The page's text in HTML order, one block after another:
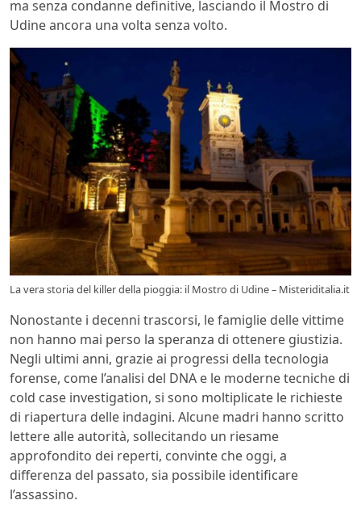
ma senza condanne definitive, lasciando il Mostro di
Udine ancora una volta senza volto.
La vera storia del killer della pioggia: il Mostro di Udine – Misteriditalia.it
Nonostante i decenni trascorsi, le famiglie delle vittime
non hanno mai perso la speranza di ottenere giustizia.
Negli ultimi anni, grazie ai progressi della tecnologia
forense, come l’analisi del DNA e le moderne tecniche di
cold case investigation, si sono moltiplicate le richieste
di riapertura delle indagini. Alcune madri hanno scritto
lettere alle autorità, sollecitando un riesame
approfondito dei reperti, convinte che oggi, a
differenza del passato, sia possibile identificare
l’assassino.